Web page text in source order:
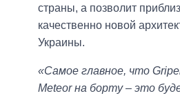
страны, а позволит
качественно новой
Украины.
«Самое главное, что
Meteor на борту – это